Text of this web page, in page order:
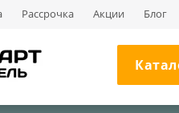
Рассрочка Акции Блог